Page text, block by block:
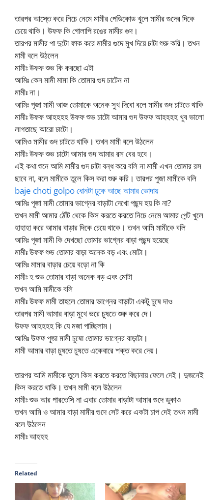
তারপর আস্তে করে নিচে নেমে মামীর পেডিকোড খুলে মামীর গুদের দিকে
চেয়ে থাকি। উফফ কি গোলাপি রঙের মামীর গুদ।
তারপর মামীর পা দুটো ফাক করে মামীর গুদে মুখ দিয়ে চাটা শুরু করি। তখন
মামী বলে উঠলেন
মামীঃ উফফ শুভ কি করছো এটা
আমিঃ কেন মামী মামা কি তোমার গুদ চাটেন না
মামীঃ না।
আমিঃ পূজা মামী আজ তোমাকে অনেক সুখ দিবো বলে মামীর গুদ চাটতে থাকি
মামীঃ উফফ আহহহহ উফফ শুভ চাটো আমার গুদ উফফ আহহহহ খুব ভালো
লাগতাছে আরো চাটো।
আমিও মামীর গুদ চাটতে থাকি। তখন মামী বলে উঠলেন
মামীঃ উফফ শুভ চাটো আমার গুদ আমার রস বের হবে।
এই কথা শুনে আমি মামীর গুদ চাটা বন্ধ করে বলি না মামী এখন তোমার রস
ছাবে না, বলে মামীকে তুলে কিস করা শুরু করি। তারপর পুজা মামীকে বলি
baje choti golpo ধোনটা ঢুকে আছে আমার ভোদায়
আমিঃ পূজা মামী তোমার ভাগ্নের বাড়াটা দেখো পছন্দ হয় কি না?
তখন মামী আমার ঠোঁট থেকে কিস করতে করতে নিচে নেমে আমার পেন্ট খুলে
হাহাহা করে আমার বাড়ার দিকে চেয়ে থাকে। তখন আমি মামীকে বলি
আমিঃ পূজা মামী কি দেখছো তোমার ভাগ্নের বাড়া পছন্দ হয়েছে
মামীঃ উফফ শুভ তোমার বাড়া অনেক বড় এবং মোটা।
আমিঃ মামার বাড়ার চেয়ে বড়ো না কি
মামীঃ হ শুভ তোমার বাড়া অনেক বড় এবং মোটা
তখন আমি মামীকে বলি
মামীঃ উফফ মামী তাহলে তোমার ভাগ্নের বাড়াটা একটু চুষে দাও
তারপর মামী আমার বাড়া মুখে ভরে চুষতে শুরু করে দে।
উফফ আহহহহ কি যে মজা পাচ্ছিলাম।
আমিঃ উফফ পূজা মামী চুষো তোমার ভাগ্নের বাড়াটা।
মামী আমার বাড়া চুষতে চুষতে একেবারে শক্ত করে দেয়।
তারপর আমি মামীকে তুলে কিস করতে করতে বিছানায় ফেলে দেই। দুজনেই
কিস করতে থাকি। তখন মামী বলে উঠলেন
মামীঃ শুভ আর পারতেসি না এবার তোমার বাড়াটা আমার গুদে ডুকাও
তখন আমি ও আমার বাড়া মামীর গুদে সেট করে একটা চাপ দেই তখন মামী
বলে উঠলেন
মামীঃ আহহহ
Related